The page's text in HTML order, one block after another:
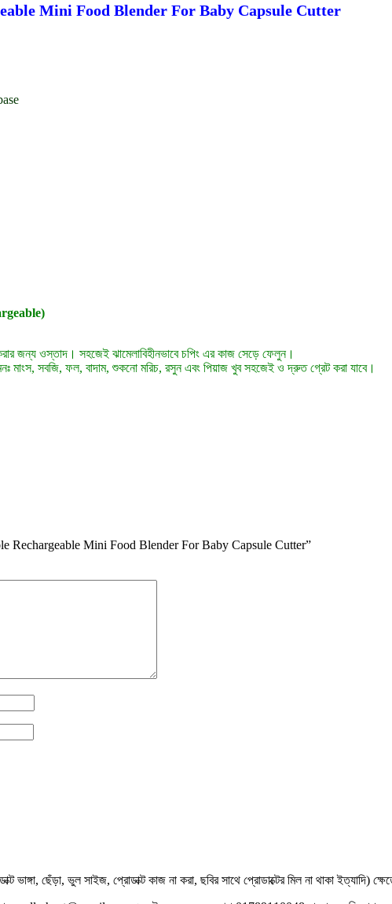
Mini Food Blender For Baby Capsule Cutter
জন্য ওস্তাদ। সহজেই ঝামেলাবিহীনভাবে চপিং এর কাজ সেড়ে ফেলুন।
মাংস, সবজি, ফল, বাদাম, শুকনো মরিচ, রসুন এবং পিয়াজ খুব সহজেই ও দ্রুত গ্রেট করা যাবে।
Rechargeable Mini Food Blender For Baby Capsule Cutter”
ভাঙ্গা, ছেঁড়া, ভুল সাইজ, প্রোডাক্ট কাজ না করা, ছবির সাথে প্রোডাক্টের মিল না থাকা ইত্যাদি)